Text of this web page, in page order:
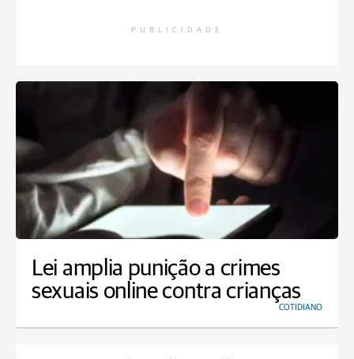
PUBLICIDADE
Lei amplia punição a crimes
sexuais online contra crianças
COTIDIANO